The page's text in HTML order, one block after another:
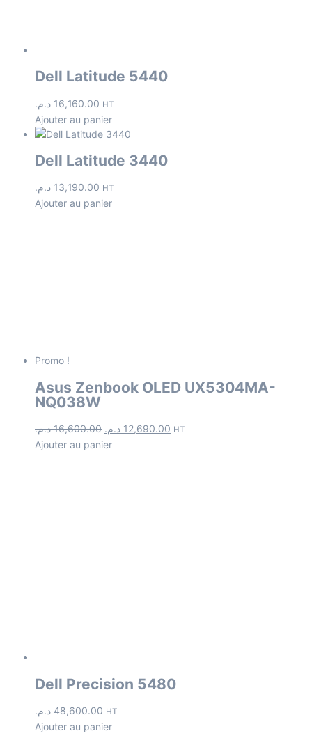
Dell Latitude 5440
16,160.00 د.م. HT
Ajouter au panier
Dell Latitude 3440
13,190.00 د.م. HT
Ajouter au panier
Promo !
Asus Zenbook OLED UX5304MA-
NQ038W
16,600.00 د.م. 12,690.00 د.م. HT
Ajouter au panier
Dell Precision 5480
48,600.00 د.م. HT
Ajouter au panier